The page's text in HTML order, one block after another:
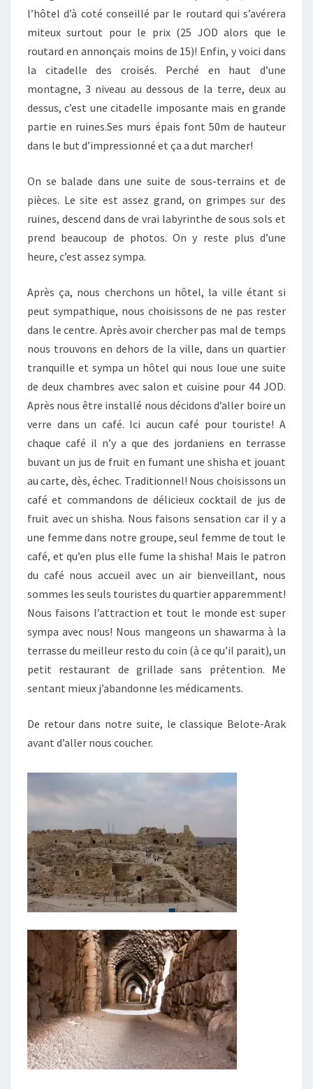
l’hôtel d’à coté conseillé par le routard qui s’avérera
miteux surtout pour le prix (25 JOD alors que le
routard en annonçais moins de 15)! Enfin, y voici dans
la citadelle des croisés. Perché en haut d’une
montagne, 3 niveau au dessous de la terre, deux au
dessus, c’est une citadelle imposante mais en grande
partie en ruines.Ses murs épais font 50m de hauteur
dans le but d’impressionné et ça a dut marcher!
On se balade dans une suite de sous-terrains et de
pièces. Le site est assez grand, on grimpes sur des
ruines, descend dans de vrai labyrinthe de sous sols et
prend beaucoup de photos. On y reste plus d’une
heure, c’est assez sympa.
Après ça, nous cherchons un hôtel, la ville étant si
peut sympathique, nous choisissons de ne pas rester
dans le centre. Après avoir chercher pas mal de temps
nous trouvons en dehors de la ville, dans un quartier
tranquille et sympa un hôtel qui nous loue une suite
de deux chambres avec salon et cuisine pour 44 JOD.
Après nous être installé nous décidons d’aller boire un
verre dans un café. Ici aucun café pour touriste! A
chaque café il n’y a que des jordaniens en terrasse
buvant un jus de fruit en fumant une shisha et jouant
au carte, dès, échec. Traditionnel! Nous choisissons un
café et commandons de délicieux cocktail de jus de
fruit avec un shisha. Nous faisons sensation car il y a
une femme dans notre groupe, seul femme de tout le
café, et qu’en plus elle fume la shisha! Mais le patron
du café nous accueil avec un air bienveillant, nous
sommes les seuls touristes du quartier apparemment!
Nous faisons l’attraction et tout le monde est super
sympa avec nous! Nous mangeons un shawarma à la
terrasse du meilleur resto du coin (à ce qu’il parait), un
petit restaurant de grillade sans prétention. Me
sentant mieux j’abandonne les médicaments.
De retour dans notre suite, le classique Belote-Arak
avant d’aller nous coucher.